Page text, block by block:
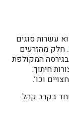
עשרות סוגים
. חלק מהזרעים
המקולפת
חיתוך:
וכו’.
בקרב קהל